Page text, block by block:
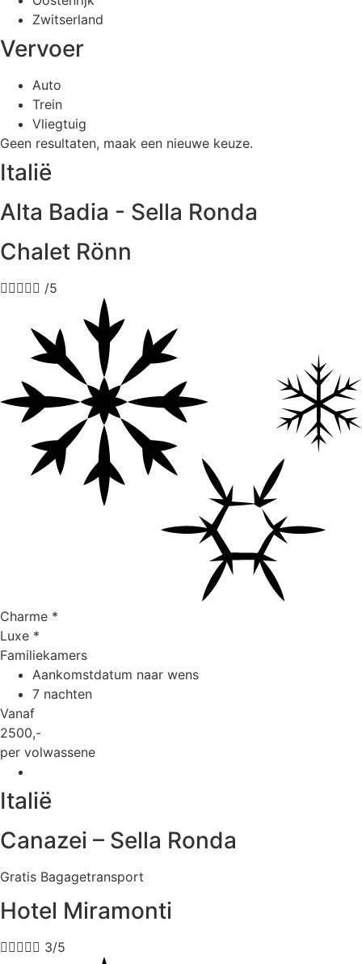
Zwitserland
Vervoer
Auto
Trein
Vliegtuig
Geen resultaten, maak een nieuwe keuze.
Italië
Alta Badia - Sella Ronda
Chalet Rönn
 /5
Charme *
Luxe *
Familiekamers
Aankomstdatum naar wens
7 nachten
Vanaf
2500,-
per volwassene
Italië
Canazei – Sella Ronda
Gratis Bagagetransport
Hotel Miramonti
 3/5